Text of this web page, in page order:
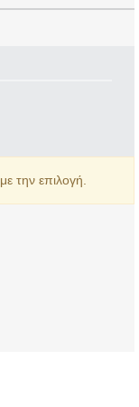
την επιλογή.